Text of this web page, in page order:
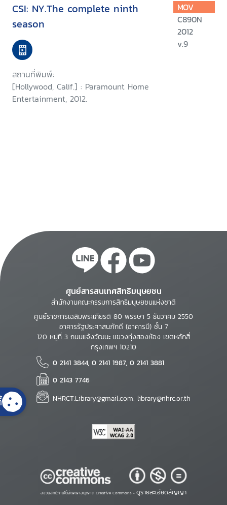
CSI: NY.The complete ninth
season
สถานที่พิมพ์:
[Hollywood, Calif.] : Paramount Home
Entertainment, 2012.
MOV
C890N
2012
v.9
ศูนย์สารสนเทศสิทธิมนุษยชน
สำนักงานคณะกรรมการสิทธิมนุษยชนแห่งชาติ
ศูนย์ราชการเฉลิมพระเกียรติ 80 พรรษา 5 ธันวาคม 2550
อาคารรัฐประศาสนภักดี (อาคารบี) ชั้น 7
120 หมู่ที่ 3 ถนนแจ้งวัฒนะ แขวงทุ่งสองห้อง เขตหลักสี่
กรุงเทพฯ 10210
0 2141 3844, 0 2141 1987, 0 2141 3881
0 2143 7746
NHRCT.Library@gmail.com; library@nhrc.or.th
สงวนสิทธิ์ภายใต้สัญญาอนุญาต Creative Commons • ดูรายละเอียดสัญญา